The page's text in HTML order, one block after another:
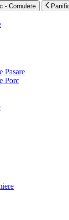
- Cornulete
Pasare
Porc